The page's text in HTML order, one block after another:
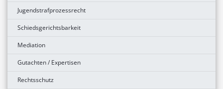
Jugendstrafprozessrecht
Schiedsgerichtsbarkeit
Mediation
Gutachten / Expertisen
Rechtsschutz